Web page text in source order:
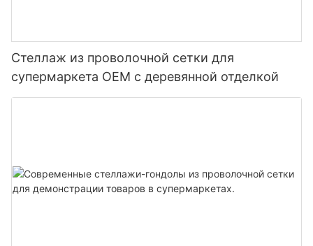
Стеллаж из проволочной сетки для
супермаркета OEM с деревянной отделкой